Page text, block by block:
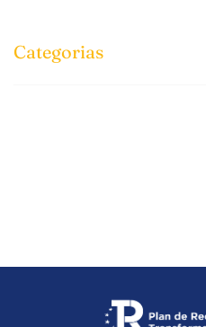
Categorias